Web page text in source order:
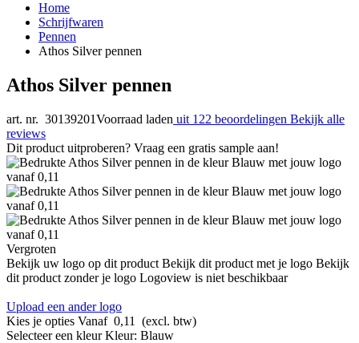
Home
Schrijfwaren
Pennen
Athos Silver pennen
Athos Silver pennen
art. nr. 30139201Voorraad laden uit 122 beoordelingen Bekijk alle
reviews
Dit product uitproberen? Vraag een gratis sample aan!
Vergroten
Bekijk uw logo op dit product Bekijk dit product met je logo Bekijk
dit product zonder je logo Logoview is niet beschikbaar
Upload een ander logo
Kies je opties Vanaf 0,11
(excl. btw)
Selecteer een kleur Kleur: Blauw